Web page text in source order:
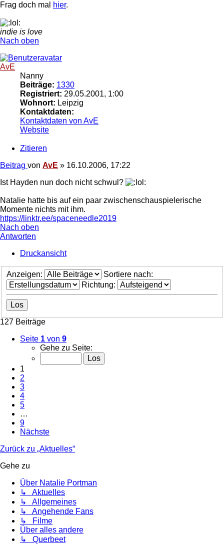
Frag doch mal
hier.
indie is love
Nach oben
AvE
Nanny
Beiträge: 1330
Registriert: 29.05.2001, 1:00
Wohnort: Leipzig
Kontaktdaten:
Kontaktdaten von AvE
Website
Zitieren
Beitrag von AvE » 16.10.2006, 17:22
Ist Hayden nun doch nicht schwul?
Natalie hatte bis auf ein paar zwischenschauspielerische
Momente nichts mit ihm.
https://linktr.ee/spaceneedle2019
Nach oben
Antworten
Druckansicht
Anzeigen:
Sortiere nach:
Richtung:
127 Beiträge
Seite 1 von 9
Gehe zu Seite:
1
2
3
4
5
…
9
Nächste
Zurück zu „Aktuelles“
Gehe zu
Über Natalie Portman
↳ Aktuelles
↳ Allgemeines
↳ Angehende Fans
↳ Filme
Über alles andere
↳ Querbeet